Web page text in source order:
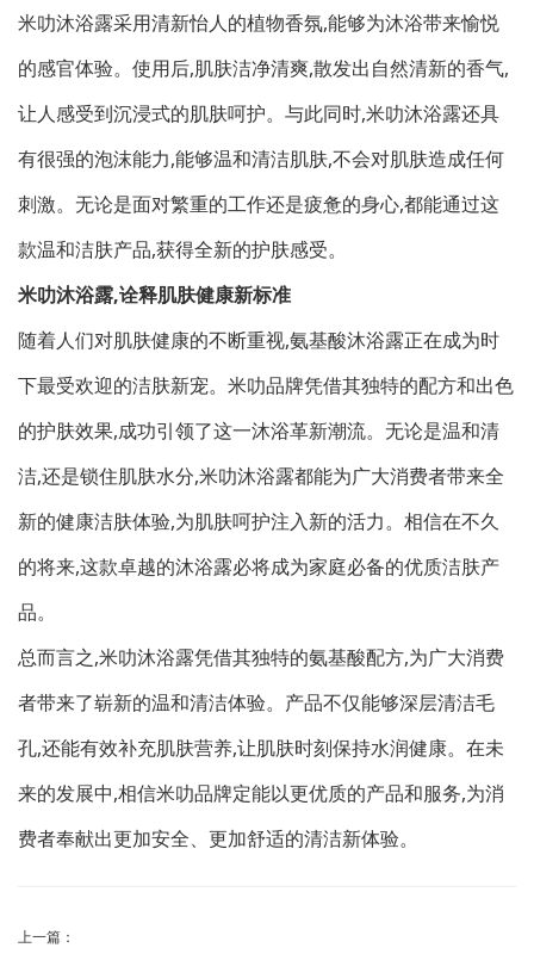
米叻沐浴露采用清新怡人的植物香氛,能够为沐浴带来愉悦
的感官体验。使用后,肌肤洁净清爽,散发出自然清新的香气,
让人感受到沉浸式的肌肤呵护。与此同时,米叻沐浴露还具
有很强的泡沫能力,能够温和清洁肌肤,不会对肌肤造成任何
刺激。无论是面对繁重的工作还是疲惫的身心,都能通过这
款温和洁肤产品,获得全新的护肤感受。
米叻沐浴露,诠释肌肤健康新标准
随着人们对肌肤健康的不断重视,氨基酸沐浴露正在成为时
下最受欢迎的洁肤新宠。米叻品牌凭借其独特的配方和出色
的护肤效果,成功引领了这一沐浴革新潮流。无论是温和清
洁,还是锁住肌肤水分,米叻沐浴露都能为广大消费者带来全
新的健康洁肤体验,为肌肤呵护注入新的活力。相信在不久
的将来,这款卓越的沐浴露必将成为家庭必备的优质洁肤产
品。
总而言之,米叻沐浴露凭借其独特的氨基酸配方,为广大消费
者带来了崭新的温和清洁体验。产品不仅能够深层清洁毛
孔,还能有效补充肌肤营养,让肌肤时刻保持水润健康。在未
来的发展中,相信米叻品牌定能以更优质的产品和服务,为消
费者奉献出更加安全、更加舒适的清洁新体验。
上一篇：